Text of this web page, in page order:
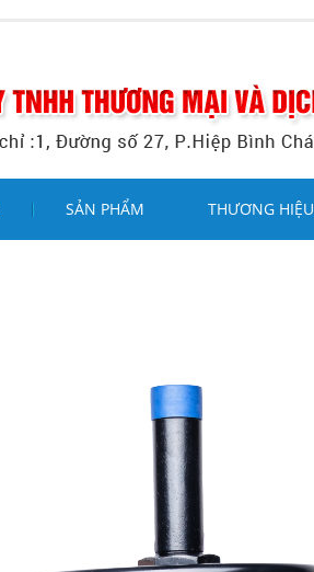
SẢN PHẨM THƯƠNG HIỆU